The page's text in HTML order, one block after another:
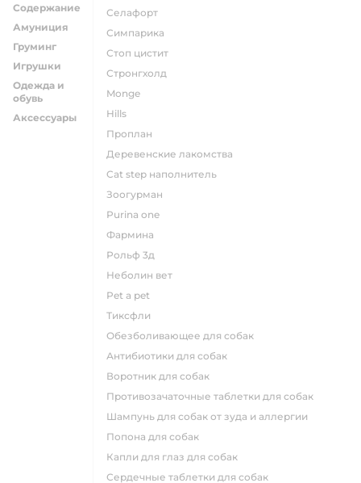
Содержание
Амуниция
Груминг
Игрушки
Одежда и
обувь
Аксессуары
селафорт
симпарика
стоп цистит
стронгхолд
monge
hills
проплан
деревенские лакомства
cat step наполнитель
зоогурман
purina one
фармина
рольф 3д
неболин вет
pet a pet
тиксфли
обезболивающее для собак
антибиотики для собак
воротник для собак
противозачаточные таблетки для собак
шампунь для собак от зуда и аллергии
попона для собак
капли для глаз для собак
сердечные таблетки для собак